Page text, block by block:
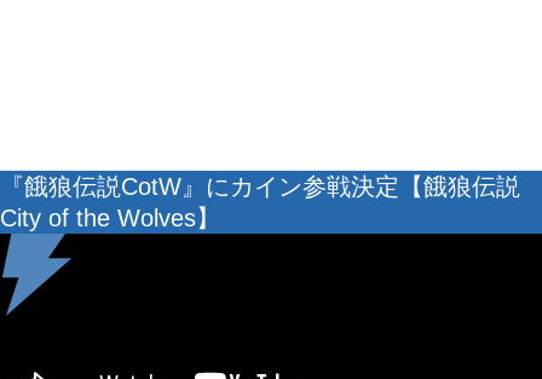
『餓狼伝説CotW』にカイン参戦決定【餓狼伝説
City of the Wolves】